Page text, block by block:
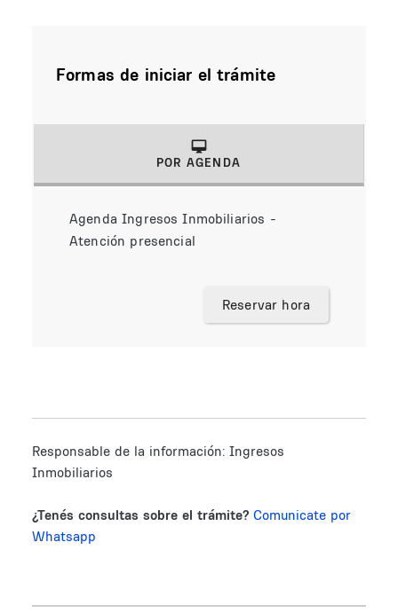
Formas de iniciar el trámite
POR AGENDA
Agenda Ingresos Inmobiliarios -
Atención presencial
Reservar hora
Responsable de la información: Ingresos
Inmobiliarios
¿Tenés consultas sobre el trámite? Comunicate por
Whatsapp